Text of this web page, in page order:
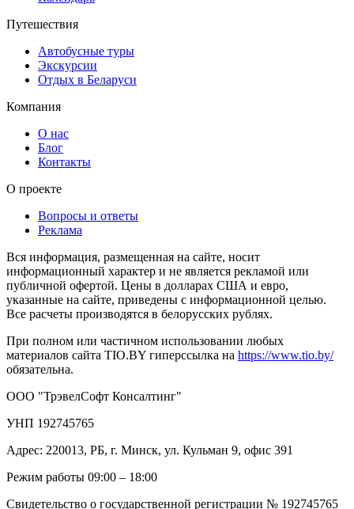
Путешествия
Автобусные туры
Экскурсии
Отдых в Беларуси
Компания
О нас
Блог
Контакты
О проекте
Вопросы и ответы
Реклама
Вся информация, размещенная на сайте, носит
информационный характер и не является рекламой или
публичной офертой. Цены в долларах США и евро,
указанные на сайте, приведены с информационной целью.
Все расчеты производятся в белорусских рублях.
При полном или частичном использовании любых
материалов сайта TIO.BY гиперссылка на https://www.tio.by/
обязательна.
ООО "ТрэвелСофт Консалтинг"
УНП 192745765
Адрес: 220013, РБ, г. Минск, ул. Кульман 9, офис 391
Режим работы 09:00 – 18:00
Свидетельство о государственной регистрации № 192745765